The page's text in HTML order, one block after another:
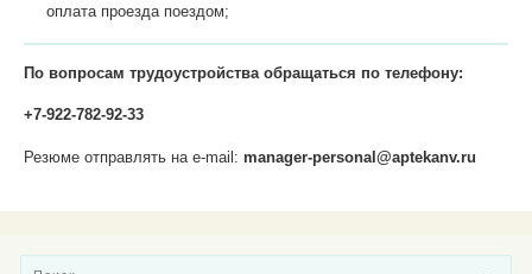
оплата проезда поездом;
По вопросам трудоустройства обращаться по телефону:
+7-922-782-92-33
Резюме отправлять на e-mail: manager-personal@aptekanv.ru